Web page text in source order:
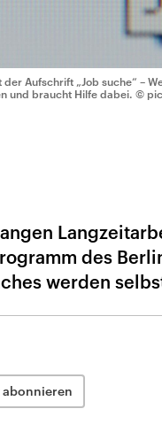
der Aufschrift „Job suche“ –
und braucht Hilfe dabei. ©
des
werden
abonnieren